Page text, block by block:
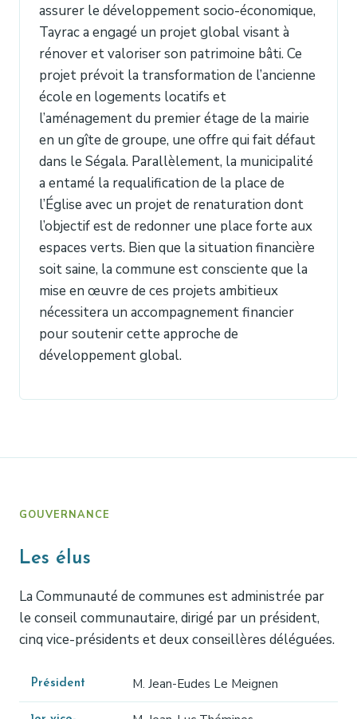
assurer le développement socio-économique,
Tayrac a engagé un projet global visant à
rénover et valoriser son patrimoine bâti. Ce
projet prévoit la transformation de l’ancienne
école en logements locatifs et
l’aménagement du premier étage de la mairie
en un gîte de groupe, une offre qui fait défaut
dans le Ségala. Parallèlement, la municipalité
a entamé la requalification de la place de
l’Église avec un projet de renaturation dont
l’objectif est de redonner une place forte aux
espaces verts. Bien que la situation financière
soit saine, la commune est consciente que la
mise en œuvre de ces projets ambitieux
nécessitera un accompagnement financier
pour soutenir cette approche de
développement global.
GOUVERNANCE
Les élus
La Communauté de communes est administrée par
le conseil communautaire, dirigé par un président,
cinq vice-présidents et deux conseillères déléguées.
Président M. Jean-Eudes Le Meignen